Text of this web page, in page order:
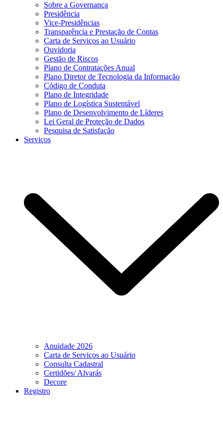
Sobre a Governança
Presidência
Vice-Presidências
Transparência e Prestação de Contas
Carta de Serviços ao Usuário
Ouvidoria
Gestão de Riscos
Plano de Contratações Anual
Plano Diretor de Tecnologia da Informação
Código de Conduta
Plano de Integridade
Plano de Logística Sustentável
Plano de Desenvolvimento de Líderes
Lei Geral de Proteção de Dados
Pesquisa de Satisfação
Serviços
Anuidade 2026
Carta de Serviços ao Usuário
Consulta Cadastral
Certidões/ Alvarás
Decore
Registro